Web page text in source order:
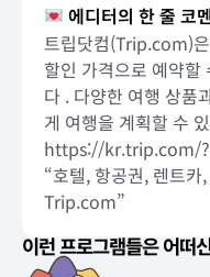
에디터의 한 줄 코
트립닷컴(Trip.com)
할인 가격으로 예약할
다 . 다양한 여행 상품
게 여행을 계획할 수
https://kr.trip.com/
“호텔, 항공권, 렌트
Trip.com”
이런 프로그램들은 어떠